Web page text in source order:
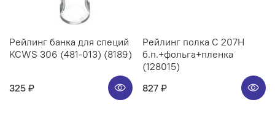
Рейлинг банка для специй
KCWS 306 (481-013) (8189)
325 ₽
Рейлинг полка C 207H
б.п.+фольга+пленка
(128015)
827 ₽